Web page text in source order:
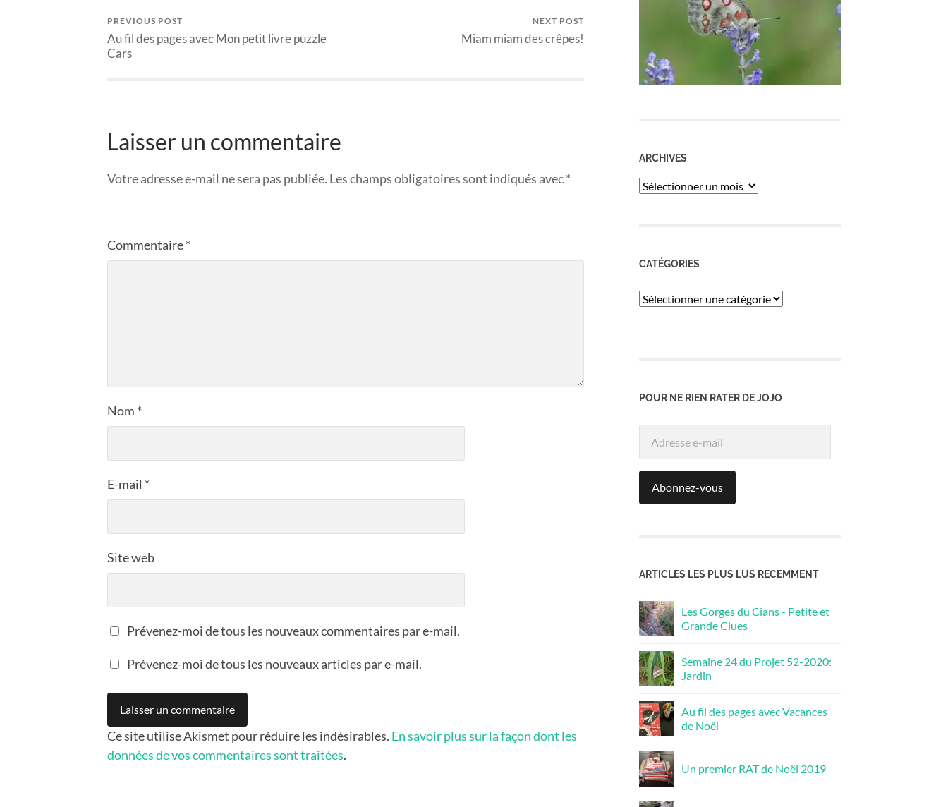
PREVIOUS POST
Au fil des pages avec Mon petit livre puzzle
Cars
NEXT POST
Miam miam des crêpes!
Laisser un commentaire
Votre adresse e-mail ne sera pas publiée. Les champs obligatoires sont indiqués avec*
Commentaire*
Nom *
E-mail *
Site web
Prévenez-moi de tous les nouveaux commentaires par e-mail.
Prévenez-moi de tous les nouveaux articles par e-mail.
Ce site utilise Akismet pour réduire les indésirables. En savoir plus sur la façon dont les
données de vos commentaires sont traitées.
ARCHIVES
ARCHIVES
CATÉGORIES
Catégories
POUR NE RIEN RATER DE JOJO
Abonnez-vous
ARTICLES LES PLUS LUS RECEMMENT
Les Gorges du Cians - Petite et
Grande Clues
Semaine 24 du Projet 52-2020:
Jardin
Au fil des pages avec Vacances
de Noël
Un premier RAT de Noël 2019